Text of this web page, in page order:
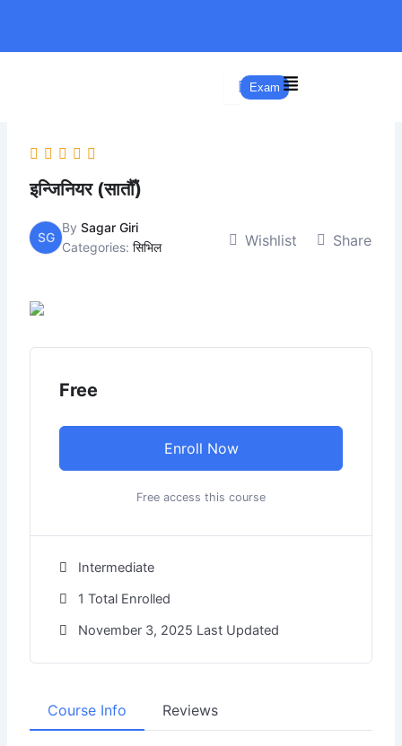
content
Exam
इन्जिनियर (सातौँ)
SG
BySagar Giri
Categories:सिभिल Wishlist Share
Free
Enroll Now
Free access this course
Intermediate
1 Total Enrolled
November 3, 2025 Last Updated
Course Info Reviews